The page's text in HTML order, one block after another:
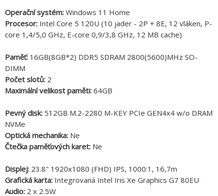
Operační systém: Windows 11 Home
Procesor: Intel Core 5 120U (10 jader - 2P + 8E, 12 vláken, P-
core 1,4/5,0 GHz, E-core 0,9/3,8 GHz, 12 MB cache)
Paměť: 16GB(8GB*2) DDR5 SDRAM 2800(5600)MHz SO-
DIMM
Počet slotů: 2
Maximální velikost paměti: 64GB
Pevný disk: 512GB M.2-2280 M-KEY PCIe GEN4x4 w/o DRAM
NVMe
Optická mechanika: Ne
Čtečka paměťových karet: Ne
Displej: 23.8" 1920x1080 (FHD) IPS, 1000:1, 16,7m
Grafická karta: Integrovaná Intel Iris Xe Graphics G7 80EU
Audio: 2 x 2.5W